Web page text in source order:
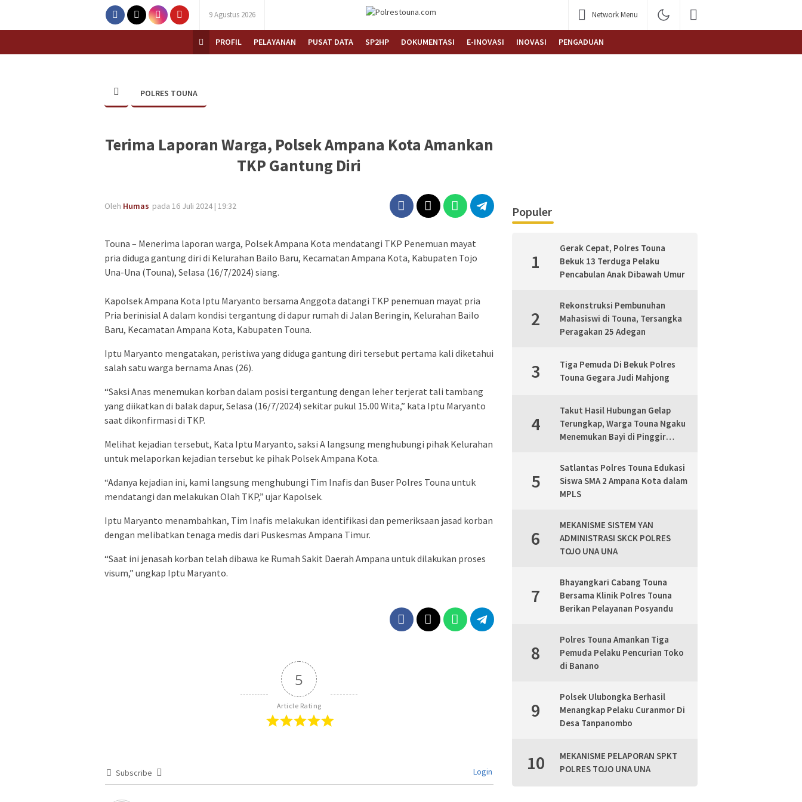
9 Agustus 2026 Network Menu
PROFIL PELAYANAN PUSAT DATA SP2HP DOKUMENTASI E-INOVASI INOVASI PENGADUAN
POLRES TOUNA
Terima Laporan Warga, Polsek Ampana Kota Amankan
TKP Gantung Diri
Oleh Humas pada 16 Juli 2024 | 19:32
Touna – Menerima laporan warga, Polsek Ampana Kota mendatangi TKP Penemuan mayat
pria diduga gantung diri di Kelurahan Bailo Baru, Kecamatan Ampana Kota, Kabupaten Tojo
Una-Una (Touna), Selasa (16/7/2024) siang.
Kapolsek Ampana Kota Iptu Maryanto bersama Anggota datangi TKP penemuan mayat pria
Pria berinisial A dalam kondisi tergantung di dapur rumah di Jalan Beringin, Kelurahan Bailo
Baru, Kecamatan Ampana Kota, Kabupaten Touna.
Iptu Maryanto mengatakan, peristiwa yang diduga gantung diri tersebut pertama kali diketahui
salah satu warga bernama Anas (26).
“Saksi Anas menemukan korban dalam posisi tergantung dengan leher terjerat tali tambang
yang diikatkan di balak dapur, Selasa (16/7/2024) sekitar pukul 15.00 Wita,” kata Iptu Maryanto
saat dikonfirmasi di TKP.
Melihat kejadian tersebut, Kata Iptu Maryanto, saksi A langsung menghubungi pihak Kelurahan
untuk melaporkan kejadian tersebut ke pihak Polsek Ampana Kota.
“Adanya kejadian ini, kami langsung menghubungi Tim Inafis dan Buser Polres Touna untuk
mendatangi dan melakukan Olah TKP,” ujar Kapolsek.
Iptu Maryanto menambahkan, Tim Inafis melakukan identifikasi dan pemeriksaan jasad korban
dengan melibatkan tenaga medis dari Puskesmas Ampana Timur.
“Saat ini jenasah korban telah dibawa ke Rumah Sakit Daerah Ampana untuk dilakukan proses
visum,” ungkap Iptu Maryanto.
5
Article Rating
Subscribe Login
Populer
1
Gerak Cepat, Polres Touna
Bekuk 13 Terduga Pelaku
Pencabulan Anak Dibawah Umur
2
Rekonstruksi Pembunuhan
Mahasiswi di Touna, Tersangka
Peragakan 25 Adegan
3
Tiga Pemuda Di Bekuk Polres
Touna Gegara Judi Mahjong
4
Takut Hasil Hubungan Gelap
Terungkap, Warga Touna Ngaku
Menemukan Bayi di Pinggir
5
Satlantas Polres Touna Edukasi
Siswa SMA 2 Ampana Kota dalam
MPLS
6
MEKANISME SISTEM YAN
ADMINISTRASI SKCK POLRES
TOJO UNA UNA
7
Bhayangkari Cabang Touna
Bersama Klinik Polres Touna
Berikan Pelayanan Posyandu
8
Polres Touna Amankan Tiga
Pemuda Pelaku Pencurian Toko
di Banano
9
Polsek Ulubongka Berhasil
Menangkap Pelaku Curanmor Di
Desa Tanpanombo
10
MEKANISME PELAPORAN SPKT
POLRES TOJO UNA UNA